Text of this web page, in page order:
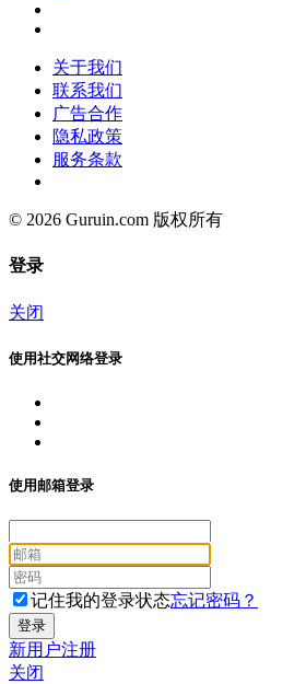
关于我们
联系我们
广告合作
隐私政策
服务条款
© 2026 Guruin.com 版权所有
登录
关闭
使用社交网络登录
使用邮箱登录
记住我的登录状态忘记密码？
新用户注册
关闭